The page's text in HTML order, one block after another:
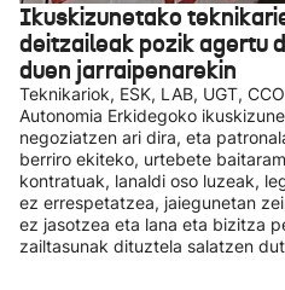
Ikuskizunetako
deitzaileak pozik agertu
duen jarraipenarekin
Teknikariok, ESK, LAB, UGT,
Autonomia Erkidegoko
negoziatzen ari dira, eta
berriro ekiteko, urtebete
kontratuak, lanaldi oso luzeak,
ez errespetatzea, jaiegunetan
ez jasotzea eta lana eta bizitza
zailtasunak dituztela salatzen